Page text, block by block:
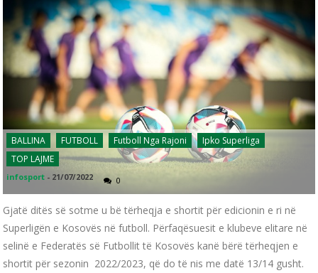
BALLINA FUTBOLL Futboll Nga Rajoni
Ipko Superliga
TOP LAJME
infosport - 21/07/2022 0
Gjatë ditës së sotme u bë tërheqja e shortit për edicionin e ri në
Superligën e Kosovës në futboll. Përfaqësuesit e klubeve elitare në
selinë e Federatës së Futbollit të Kosovës kanë bërë tërheqjen e
shortit për sezonin 2022/2023, që do të nis me datë 13/14 gusht.